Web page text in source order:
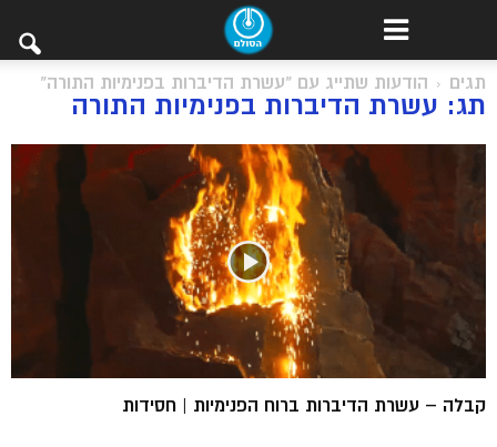
תגים הודעות שתייג עם "עשרת הדיברות בפנימיות התורה"
תג: עשרת הדיברות בפנימיות התורה
קבלה – עשרת הדיברות ברוח הפנימיות | חסידות